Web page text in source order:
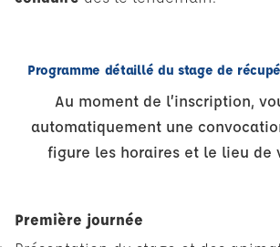
Programme détaillé du stage de
Au moment de l’inscription,
automatiquement une
figure les horaires et le lieu de
Première journée